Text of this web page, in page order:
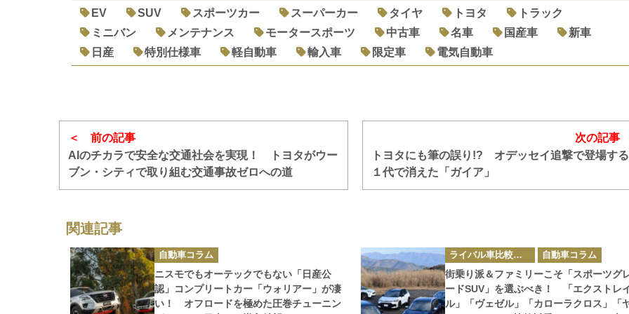
EV SUV スポーツカー スーパーカー タイヤ トヨタ
トラック
ミニバン
メンテナンス モータースポーツ 中古車 名車 国産車
新車
日産
特別仕様車 軽自動車 輸入車 限定車 電気自動車
前の記事
AIのチカラで安全な交通社会を実現！ トヨタがウー
ブン・シティで取り組む交通事故ゼロへの道
次の記事
トヨタにも筆の誤り!? オデッセイ追撃で登場す
１代で消えた「ガイア」
関連記事
カ
テ
リ
ー
自動車コラム
ニスモでもオーテックでもない「日産公
認」コンプリートカー「ウォリアー」が凄
い！ オフロードを極めた圧巻チューニン
カ
テ
ゴ
リ
ー
ライバル車比較テスト 自動車コラム
街乗り派＆ファミリーこそ「スポーツグ
ードSUV」を選ぶべき！ 「エクストレ
ル」「ヴェゼル」「カローラクロス」「